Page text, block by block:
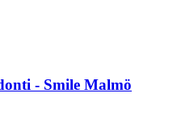
- Smile Malmö